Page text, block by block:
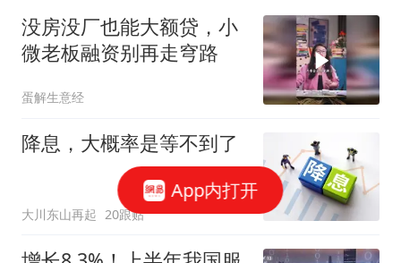
没房没厂也能大额贷，小
微老板融资别再走穹路
蛋解生意经
降息，大概率是等不到了
大川东山再起 20跟贴
App内打开